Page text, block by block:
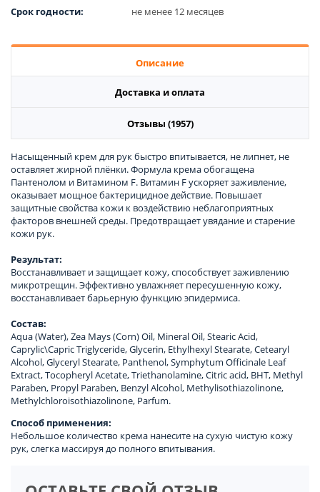
Срок годности:
не менее 12 месяцев
Описание
Доставка и оплата
Отзывы (1957)
Насыщенный крем для рук быстро впитывается, не липнет, не
оставляет жирной плёнки. Формула крема обогащена
Пантенолом и Витамином F. Витамин F ускоряет заживление,
оказывает мощное бактерицидное действие. Повышает
защитные свойства кожи к воздействию неблагоприятных
факторов внешней среды. Предотвращает увядание и старение
кожи рук.
Результат:
Восстанавливает и защищает кожу, способствует заживлению
микротрещин. Эффективно увлажняет пересушенную кожу,
восстанавливает барьерную функцию эпидермиса.
Состав:
Aqua (Water), Zea Mays (Corn) Oil, Mineral Oil, Stearic Acid,
Caprylic\Capric Triglyceride, Glycerin, Ethylhexyl Stearate, Cetearyl
Alcohol, Glyceryl Stearate, Panthenol, Symphytum Officinale Leaf
Extract, Tocopheryl Acetate, Triethanolamine, Citric acid, ВНТ, Methyl
Paraben, Propyl Paraben, Benzyl Alcohol, Methylisothiazolinone,
Methylchloroisothiazolinone, Parfum.
Способ применения:
Небольшое количество крема нанесите на сухую чистую кожу
рук, слегка массируя до полного впитывания.